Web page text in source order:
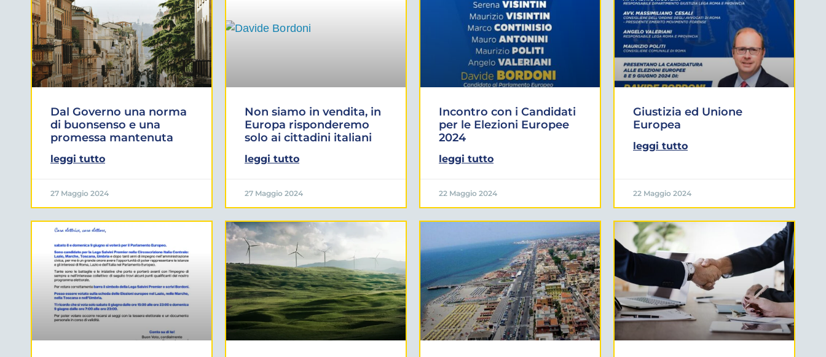
Dal Governo una norma
di buonsenso e una
promessa mantenuta
leggi tutto
27 Maggio 2024
Non siamo in vendita, in
Europa risponderemo
solo ai cittadini italiani
leggi tutto
27 Maggio 2024
Incontro con i Candidati
per le Elezioni Europee
2024
leggi tutto
22 Maggio 2024
Giustizia ed Unione
Europea
leggi tutto
22 Maggio 2024